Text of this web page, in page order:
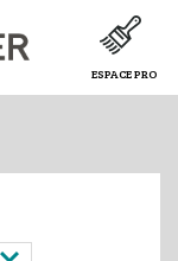
ESPACE PRO